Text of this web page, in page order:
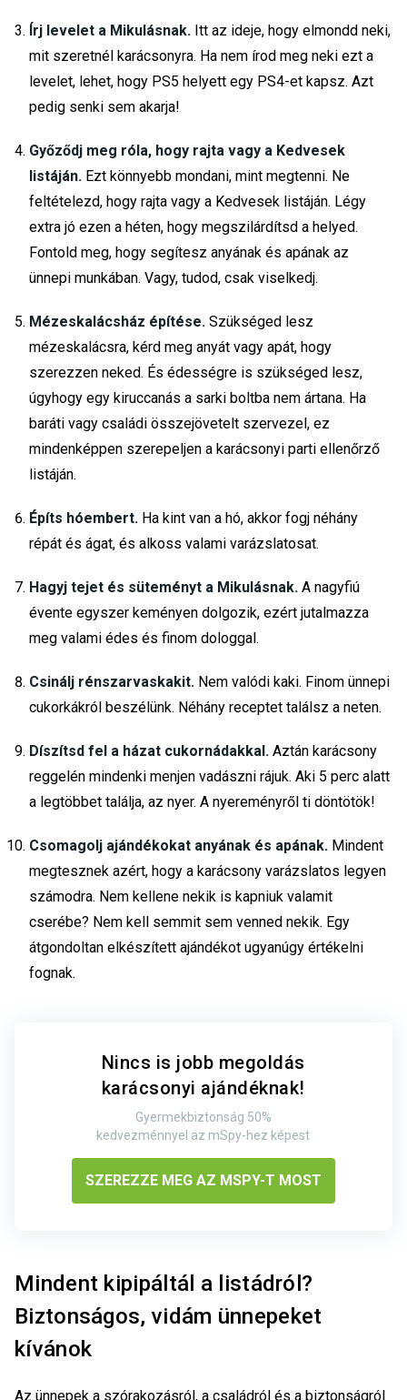
Írj levelet a Mikulásnak. Itt az ideje, hogy elmondd neki,
mit szeretnél karácsonyra. Ha nem írod meg neki ezt a
levelet, lehet, hogy PS5 helyett egy PS4-et kapsz. Azt
pedig senki sem akarja!
Győződj meg róla, hogy rajta vagy a Kedvesek
listáján. Ezt könnyebb mondani, mint megtenni. Ne
feltételezd, hogy rajta vagy a Kedvesek listáján. Légy
extra jó ezen a héten, hogy megszilárdítsd a helyed.
Fontold meg, hogy segítesz anyának és apának az
ünnepi munkában. Vagy, tudod, csak viselkedj.
Mézeskalácsház építése. Szükséged lesz
mézeskalácsra, kérd meg anyát vagy apát, hogy
szerezzen neked. És édességre is szükséged lesz,
úgyhogy egy kiruccanás a sarki boltba nem ártana. Ha
baráti vagy családi összejövetelt szervezel, ez
mindenképpen szerepeljen a karácsonyi parti ellenőrző
listáján.
Építs hóembert. Ha kint van a hó, akkor fogj néhány
répát és ágat, és alkoss valami varázslatosat.
Hagyj tejet és süteményt a Mikulásnak. A nagyfiú
évente egyszer keményen dolgozik, ezért jutalmazza
meg valami édes és finom dologgal.
Csinálj rénszarvaskakit. Nem valódi kaki. Finom ünnepi
cukorkákról beszélünk. Néhány receptet találsz a neten.
Díszítsd fel a házat cukornádakkal. Aztán karácsony
reggelén mindenki menjen vadászni rájuk. Aki 5 perc alatt
a legtöbbet találja, az nyer. A nyereményről ti döntötök!
Csomagolj ajándékokat anyának és apának. Mindent
megtesznek azért, hogy a karácsony varázslatos legyen
számodra. Nem kellene nekik is kapniuk valamit
cserébe? Nem kell semmit sem venned nekik. Egy
átgondoltan elkészített ajándékot ugyanúgy értékelni
fognak.
Nincs is jobb megoldás
karácsonyi ajándéknak!
Gyermekbiztonság 50%
kedvezménnyel az mSpy-hez képest
SZEREZZE MEG AZ MSPY-T MOST
Mindent kipipáltál a listádról?
Biztonságos, vidám ünnepeket
kívánok
Az ünnepek a szórakozásról, a családról és a biztonságról